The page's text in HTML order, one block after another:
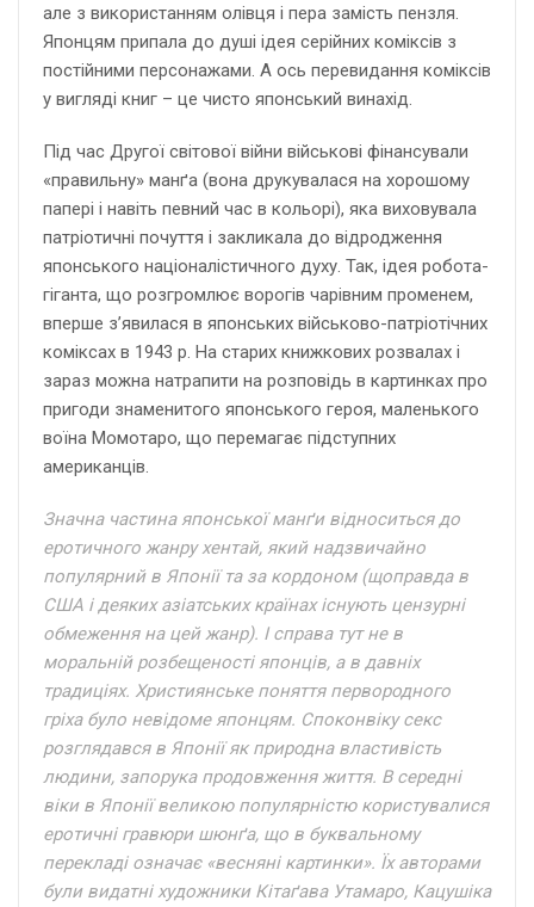
але з використанням олівця і пера замість пензля.
Японцям припала до душі ідея серійних коміксів з
постійними персонажами. А ось перевидання коміксів
у вигляді книг – це чисто японський винахід.
Під час Другої світової війни військові фінансували
«правильну» манґа (вона друкувалася на хорошому
папері і навіть певний час в кольорі), яка виховувала
патріотичні почуття і закликала до відродження
японського націоналістичного духу. Так, ідея робота-
гіганта, що розгромлює ворогів чарівним променем,
вперше з’явилася в японських військово-патріотічних
коміксах в 1943 р. На старих книжкових розвалах і
зараз можна натрапити на розповідь в картинках про
пригоди знаменитого японського героя, маленького
воїна Момотаро, що перемагає підступних
американців.
Значна частина японської манґи відноситься до
еротичного жанру хентай, який надзвичайно
популярний в Японії та за кордоном (щоправда в
США і деяких азіатських країнах існують цензурні
обмеження на цей жанр). І справа тут не в
моральній розбещеності японців, а в давніх
традиціях. Християнське поняття первородного
гріха було невідоме японцям. Споконвіку секс
розглядався в Японії як природна властивість
людини, запорука продовження життя. В середні
віки в Японії великою популярністю користувалися
еротичні гравюри шюнґа, що в буквальному
перекладі означає «весняні картинки». Їх авторами
були видатні художники Кітаґава Утамаро, Кацушіка